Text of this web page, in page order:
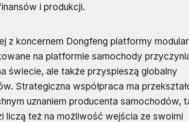
i produkcji.
z koncernem Dongfeng platformy
na platformie samochody
świecie, ale także przyspieszą globalny
Strategiczna współpraca ma
uznaniem producenta samochodów,
liczą też na możliwość wejścia ze swoimi